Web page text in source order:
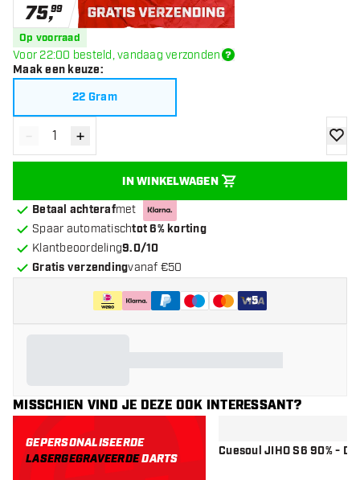
75,99
Gratis verzending
Op voorraad
Voor 22:00 besteld, vandaag verzonden
Maak een keuze:
22 Gram
Verminder hoeveelheid
- Verhoog hoeveelheid
+
IN WINKELWAGEN
Betaal achterafmet
Spaar automatischtot 6% korting
Klantbeoordeling9.0/10
Gratis verzendingvanaf €50
+5
MISSCHIEN VIND JE DEZE OOK INTERESSANT?
GEPERSONALISEERDE
LASERGEGRAVEERDEDARTS
Cuesoul JIHO S6 90% -